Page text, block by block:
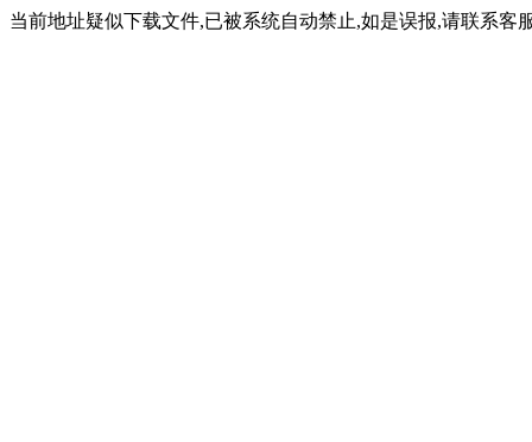
当前地址疑似下载文件,已被系统自动禁止,如是误报,请联系客